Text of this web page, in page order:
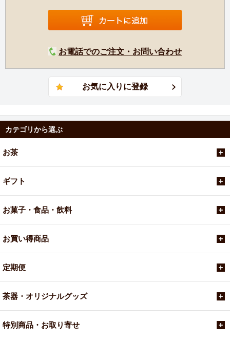
お電話でのご注文・お問い合わせ
カテゴリから選ぶ
お茶
ギフト
お菓子・食品・飲料
お買い得商品
定期便
茶器・オリジナルグッズ
特別商品・お取り寄せ